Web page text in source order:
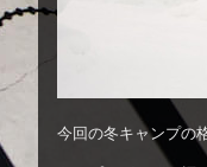
今回の冬キャンプの